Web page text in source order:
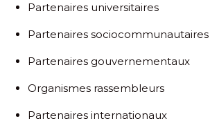
Partenaires universitaires
Partenaires sociocommunautaires
Partenaires gouvernementaux
Organismes rassembleurs
Partenaires internationaux